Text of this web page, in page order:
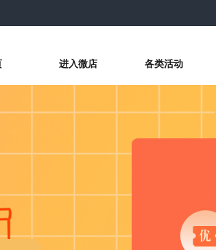
进入微店 各类活动